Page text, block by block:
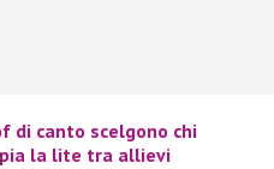
di canto scelgono chi
la lite tra allievi